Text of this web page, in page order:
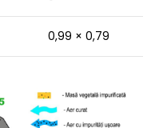
0,99 × 0,79